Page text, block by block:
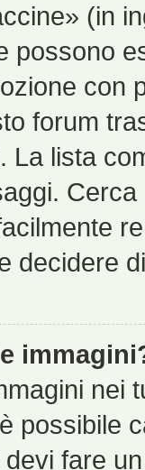
(in
possono
forum
La lista
decidere
nei
possibile
fare